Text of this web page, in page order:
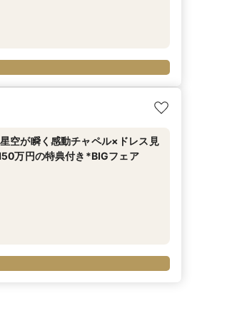
空が瞬く感動チャペル×ドレス見
万円の特典付き*BIGフェア